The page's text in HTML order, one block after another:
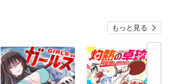
もっと見る